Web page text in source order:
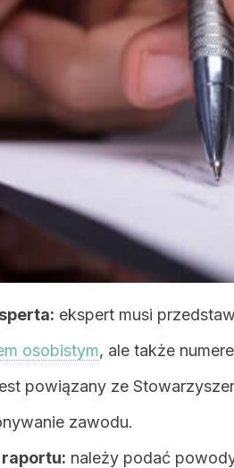
ekspert musi
osobistym, ale także
powiązany ze
zawodu.
należy podać